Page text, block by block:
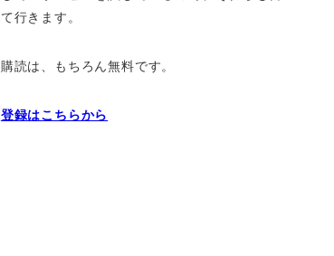
て行きます。
購読は、もちろん無料です。
登録はこちらから